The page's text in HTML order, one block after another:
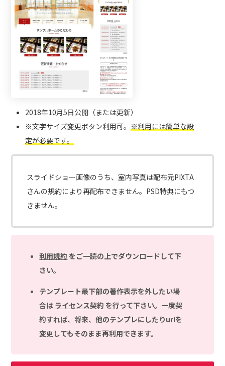
2018年10月5日公開（または更新）
※文字サイズ変更ボタン利用可。※利用には簡単な設
定が必要です。
スライドショー画像のうち、室内写真は配布元PIXTA
さんの規約により再配布できません。PSD特典にもつ
きません。
利用規約 をご一読の上でダウンロードして下
さい。
テンプレート最下部の著作表示を外したい場
合は ライセンス契約 を行って下さい。一度契
約すれば、将来、他のテンプレにしたりurlを
変更してもそのまま再利用できます。